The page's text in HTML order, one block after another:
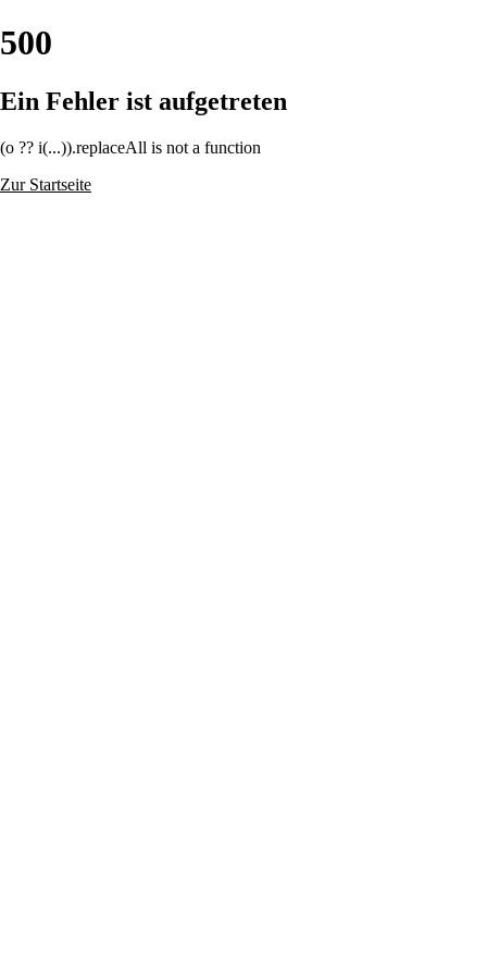
500
Ein Fehler ist aufgetreten
(o ?? i(...)).replaceAll is not a function
Zur Startseite